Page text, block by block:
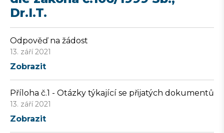
Dr.I.T.
Odpověď na žádost
13. září 2021
Zobrazit
Příloha č.1 - Otázky týkající se přijatých dokumentů
13. září 2021
Zobrazit